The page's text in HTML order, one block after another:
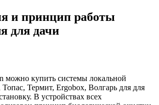
и принцип работы
для дачи
можно купить системы локальной
Термит, Ergobox, Волгарь для для
В устройствах всех